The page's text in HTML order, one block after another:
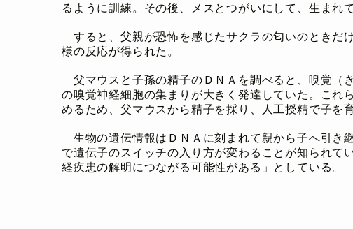
るように訓練。その後、メスとつがいにして、生まれ
すると、父親が恐怖を感じたサクラの匂いのときだ
様の反応が得られた。
父マウスと子孫の精子のＤＮＡを調べると、嗅覚（
の嗅覚神経細胞の集まりが大きく発達していた。これ
めるため、父マウスから精子を採り、人工授精で子を
生物の遺伝情報はＤＮＡに刻まれて親から子へ引き
で遺伝子のスイッチの入り方が変わることが知られて
経疾患の解明につながる可能性がある」としている。